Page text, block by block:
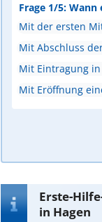
Frage 1/5:
Mit der ersten
Mit Abschluss
Mit Eintragung
Mit Eröffnung
Erste-
in Hagen